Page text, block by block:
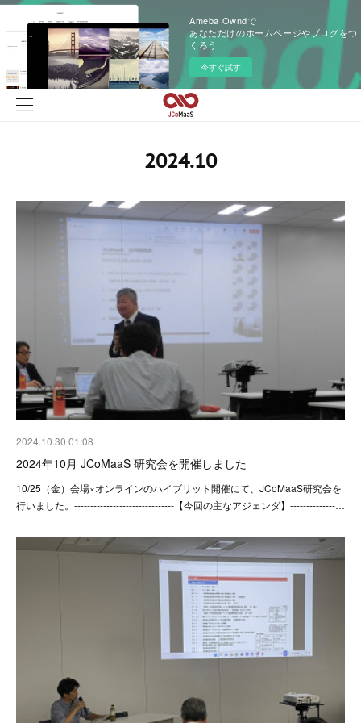
Ameba Owndで
あなただけのホームページやブログをつ
くろう
今すぐ試す
2024.10
2024.10.30 01:08
2024年10月 JCoMaaS 研究会を開催しました
10/25（金）会場×オンラインのハイブリット開催にて、JCoMaaS研究会を
行いました。-------------------------------【今回の主なアジェンダ】--------------…